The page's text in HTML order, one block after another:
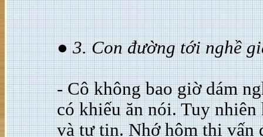
● 3. Con đường tới nghề
- Cô không bao giờ dám
có khiếu ăn nói. Tuy
và tự tin. Nhớ hôm thi vấn